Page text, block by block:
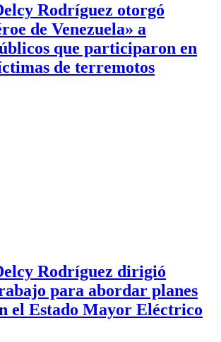
Rodríguez otorgó
de Venezuela» a
que participaron en
de terremotos
Rodríguez dirigió
para abordar planes
el Estado Mayor Eléctrico